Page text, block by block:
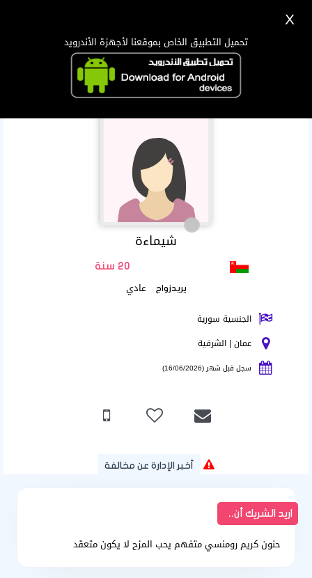
شيماءة
20 سنة
يريدزواج عادي
الجنسية سورية
عمان | الشرقية
سجل قبل شهر (16/06/2026)
أخبر الإدارة عن مخالفة
اريد الشريك أن..
حنون كريم رومنسي متفهم يحب المزح لا يكون متعقد
X
تحميل التطبيق الخاص بموقعنا لأجهزة الأندرويد